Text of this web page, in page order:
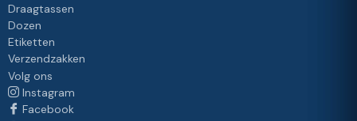
Draagtassen
Dozen
Etiketten
Verzendzakken
Volg ons
Instagram
Facebook